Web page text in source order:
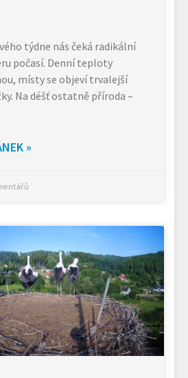
týdne nás čeká radikální
počasí. Denní teploty
místy se objeví trvalejší
Na déšť ostatně příroda –
»